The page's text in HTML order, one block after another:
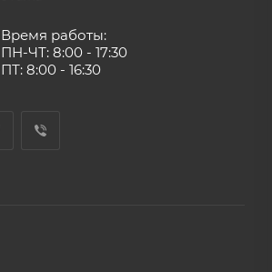
Время работы:
ПН-ЧТ: 8:00 - 17:30
ПТ: 8:00 - 16:30